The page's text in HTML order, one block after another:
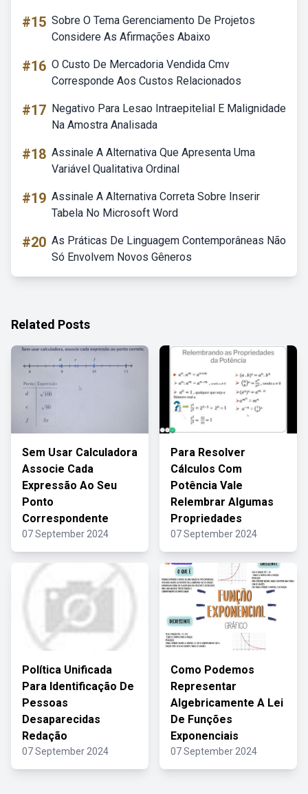
#15 Sobre O Tema Gerenciamento De Projetos
Considere As Afirmações Abaixo
#16 O Custo De Mercadoria Vendida Cmv
Corresponde Aos Custos Relacionados
#17 Negativo Para Lesao Intraepitelial E Malignidade
Na Amostra Analisada
#18 Assinale A Alternativa Que Apresenta Uma
Variável Qualitativa Ordinal
#19 Assinale A Alternativa Correta Sobre Inserir
Tabela No Microsoft Word
#20 As Práticas De Linguagem Contemporâneas Não
Só Envolvem Novos Gêneros
Related Posts
Sem Usar Calculadora
Associe Cada
Expressão Ao Seu
Ponto
Correspondente
07 September 2024
Para Resolver
Cálculos Com
Potência Vale
Relembrar Algumas
Propriedades
07 September 2024
Política Unificada
Para Identificação De
Pessoas
Desaparecidas
Redação
07 September 2024
Como Podemos
Representar
Algebricamente A Lei
De Funções
Exponenciais
07 September 2024